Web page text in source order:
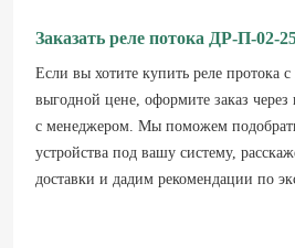
Заказать реле потока ДР-П-02-
Если вы хотите купить реле протока
выгодной цене, оформите заказ
с менеджером. Мы поможем
устройства под вашу систему,
доставки и дадим рекомендации по